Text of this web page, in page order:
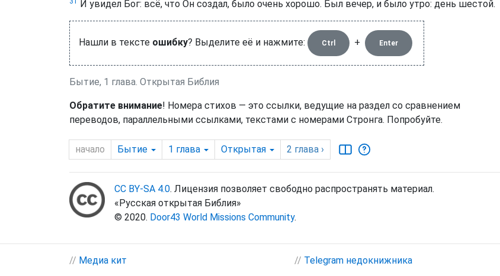
И увидел Бог: всё, что Он создал, было очень хорошо. Был вечер, и было утро: день шестой.
Нашли в тексте ошибку? Выделите её и нажмите: Ctrl + Enter
Бытие, 1 глава. Открытая Библия
Обратите внимание! Номера стихов — это ссылки, ведущие на раздел со сравнением
переводов, параллельными ссылками, текстами с номерами Стронга. Попробуйте.
начало Бытие 1 глава Открытая 2 глава ›
CC BY-SA 4.0. Лицензия позволяет свободно распространять материал.
«Русская открытая Библия»
© 2020. Door43 World Missions Community.
// Медиа кит // Telegram недокнижника